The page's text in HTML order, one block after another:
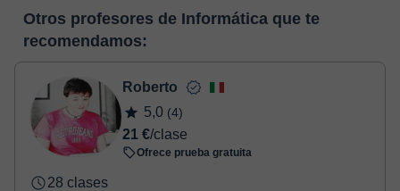
pizarra virtual o el editor de textos a tiempo real. En el siguiente
enlace puedes ver una demo del aula y conocerla: Ver aula
virtual
horas, podrás realizar el pago mediante tarjeta de débito o
crédito.
Una vez realices el pago de la clase, recibirás un e-mail de
confirmación de la reserva.
Otros profesores de Informática que te
recomendamos:
Roberto
5,0 (4)
21 €/clase
Ofrece prueba gratuita
28 clases